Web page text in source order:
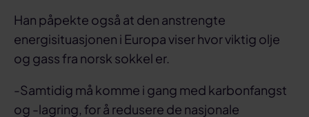
Han påpekte også at den anstrengte
energisituasjonen i Europa viser hvor viktig olje
og gass fra norsk sokkel er.
-Samtidig må komme i gang med karbonfangst
og -lagring, for å redusere de nasjonale